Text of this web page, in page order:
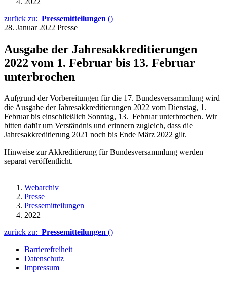
zurück zu: Pressemitteilungen ()
28. Januar 2022 Presse
Ausgabe der Jahresakkreditierungen
2022 vom 1. Februar bis 13. Februar
unterbrochen
Aufgrund der Vorbereitungen für die 17. Bundesversammlung wird
die Ausgabe der Jahresakkreditierungen 2022 vom Dienstag, 1.
Februar bis einschließlich Sonntag, 13. Februar unterbrochen. Wir
bitten dafür um Verständnis und erinnern zugleich, dass die
Jahresakkreditierung 2021 noch bis Ende März 2022 gilt.
Hinweise zur Akkreditierung für Bundesversammlung werden
separat veröffentlicht.
Webarchiv
Presse
Pressemitteilungen
2022
zurück zu: Pressemitteilungen ()
Barrierefreiheit
Datenschutz
Impressum